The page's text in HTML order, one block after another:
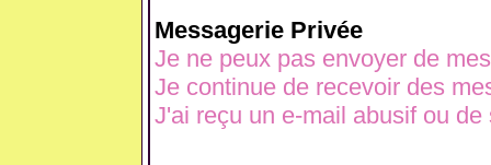
Messagerie Privée
Je ne peux pas envoyer de
Je continue de recevoir des
J'ai reçu un e-mail abusif ou